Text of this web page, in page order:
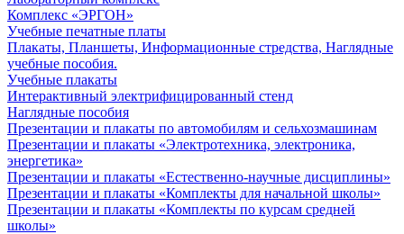
Комплекс «ЭРГОН»
Учебные печатные платы
Плакаты, Планшеты, Информационные стредства, Наглядные
учебные пособия.
Учебные плакаты
Интерактивный электрифицированный стенд
Наглядные пособия
Презентации и плакаты по автомобилям и сельхозмашинам
Презентации и плакаты «Электротехника, электроника,
энергетика»
Презентации и плакаты «Естественно-научные дисциплины»
Презентации и плакаты «Комплекты для начальной школы»
Презентации и плакаты «Комплекты по курсам средней
школы»